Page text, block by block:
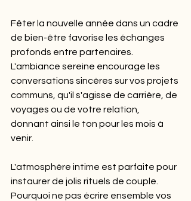
Fêter la nouvelle année dans un cadre
de bien-être favorise les échanges
profonds entre partenaires.
L'ambiance sereine encourage les
conversations sincères sur vos projets
communs, qu'il s'agisse de carrière, de
voyages ou de votre relation,
donnant ainsi le ton pour les mois à
venir.
L'atmosphère intime est parfaite pour
instaurer de jolis rituels de couple.
Pourquoi ne pas écrire ensemble vos